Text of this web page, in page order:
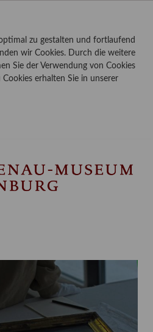
zu gestalten und fortlaufend
wir Cookies. Durch die weitere
Sie der Verwendung von Cookies
erhalten Sie in unserer